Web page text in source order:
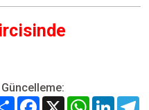
Güncelleme:
Share Facebook
X WhatsApp